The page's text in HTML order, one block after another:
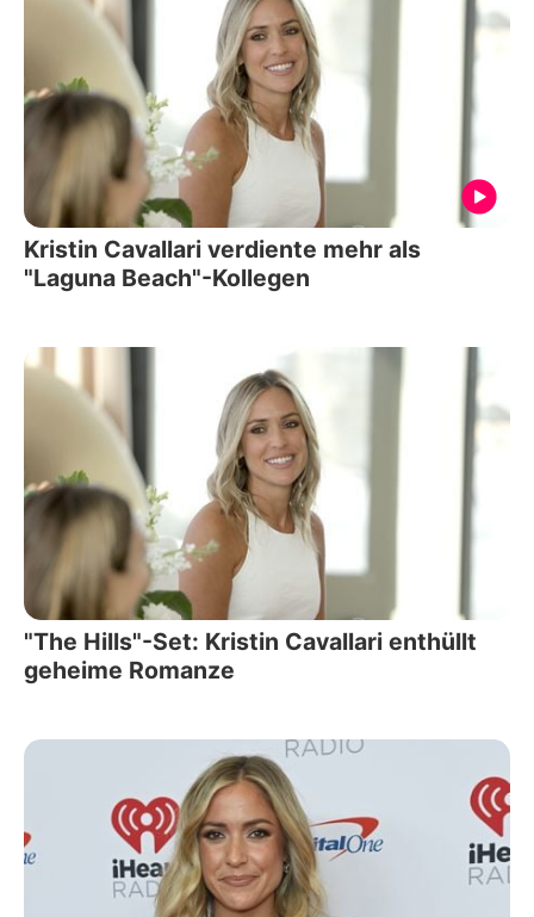
Kristin Cavallari verdiente mehr als
"Laguna Beach"-Kollegen
"The Hills"-Set: Kristin Cavallari enthüllt
geheime Romanze